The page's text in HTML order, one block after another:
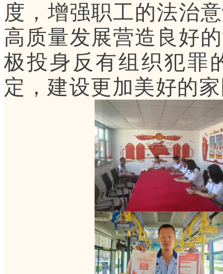
度，增强职工的法治
高质量发展营造良好
极投身反有组织犯罪
定，建设更加美好的